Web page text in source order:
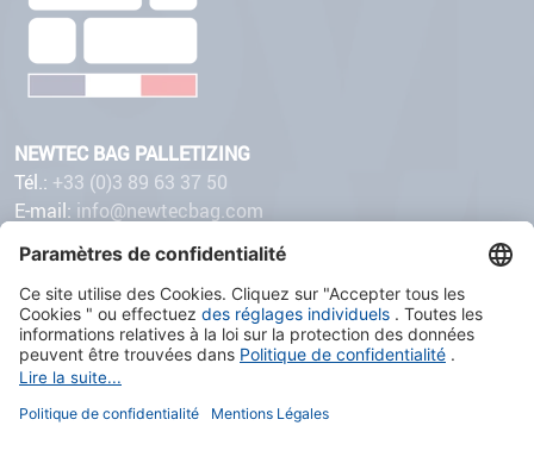
NEWTEC BAG PALLETIZING
Tél.: +33 (0)3 89 63 37 50
E-mail: info@newtecbag.com
32 avenue de Suisse
68110 ILLZACH